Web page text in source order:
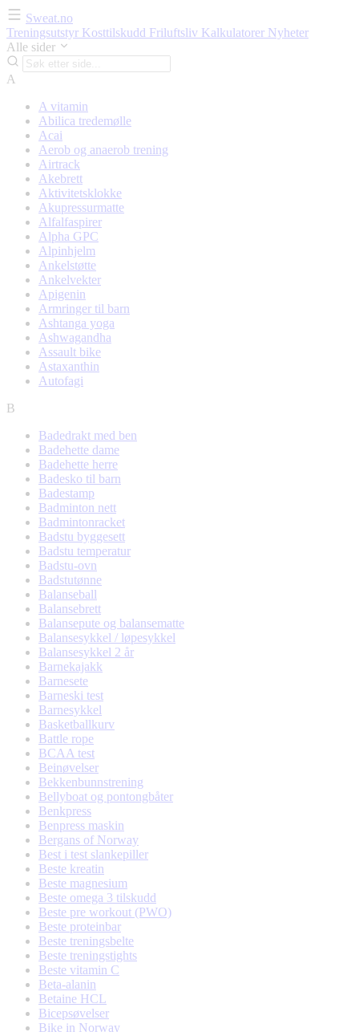
Sweat.no
Treningsutstyr Kosttilskudd Friluftsliv Kalkulatorer Nyheter
Alle sider
A
A vitamin
Abilica tredemølle
Acai
Aerob og anaerob trening
Airtrack
Akebrett
Aktivitetsklokke
Akupressurmatte
Alfalfaspirer
Alpha GPC
Alpinhjelm
Ankelstøtte
Ankelvekter
Apigenin
Armringer til barn
Ashtanga yoga
Ashwagandha
Assault bike
Astaxanthin
Autofagi
B
Badedrakt med ben
Badehette dame
Badehette herre
Badesko til barn
Badestamp
Badminton nett
Badmintonracket
Badstu byggesett
Badstu temperatur
Badstu-ovn
Badstutønne
Balanseball
Balansebrett
Balansepute og balansematte
Balansesykkel / løpesykkel
Balansesykkel 2 år
Barnekajakk
Barnesete
Barneski test
Barnesykkel
Basketballkurv
Battle rope
BCAA test
Beinøvelser
Bekkenbunnstrening
Bellyboat og pontongbåter
Benkpress
Benpress maskin
Bergans of Norway
Best i test slankepiller
Beste kreatin
Beste magnesium
Beste omega 3 tilskudd
Beste pre workout (PWO)
Beste proteinbar
Beste treningsbelte
Beste treningstights
Beste vitamin C
Beta-alanin
Betaine HCL
Bicepsøvelser
Bike in Norway